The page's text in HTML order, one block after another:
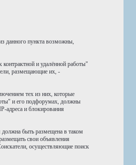
данного пункта возможны,
и удалённой работы"
размещающие их, -
тех из них, которые
и его подфорумах, должны
адреса и блокирования
быть размещена в таком
свои объявления
осуществляющие поиск